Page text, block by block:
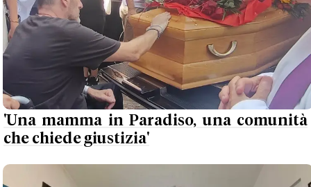
'Una mamma in Paradiso, una comunità
che chiede giustizia'